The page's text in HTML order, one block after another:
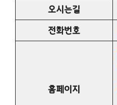
오시는길
전화번호
홈페이지